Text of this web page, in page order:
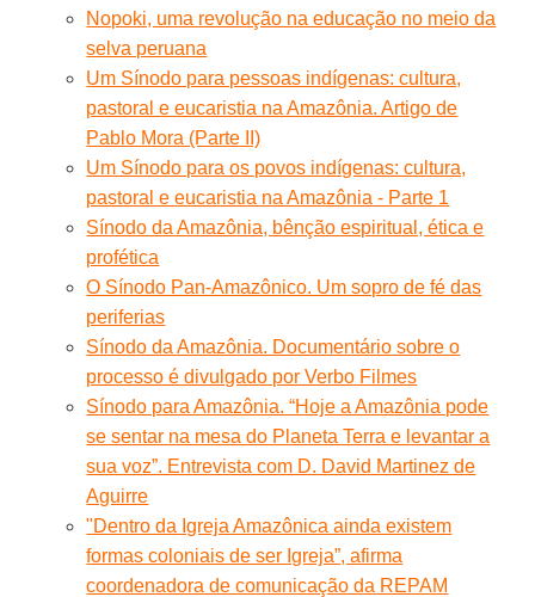
Nopoki, uma revolução na educação no meio da
selva peruana
Um Sínodo para pessoas indígenas: cultura,
pastoral e eucaristia na Amazônia. Artigo de
Pablo Mora (Parte II)
Um Sínodo para os povos indígenas: cultura,
pastoral e eucaristia na Amazônia - Parte 1
Sínodo da Amazônia, bênção espiritual, ética e
profética
O Sínodo Pan-Amazônico. Um sopro de fé das
periferias
Sínodo da Amazônia. Documentário sobre o
processo é divulgado por Verbo Filmes
Sínodo para Amazônia. “Hoje a Amazônia pode
se sentar na mesa do Planeta Terra e levantar a
sua voz”. Entrevista com D. David Martinez de
Aguirre
"Dentro da Igreja Amazônica ainda existem
formas coloniais de ser Igreja”, afirma
coordenadora de comunicação da REPAM